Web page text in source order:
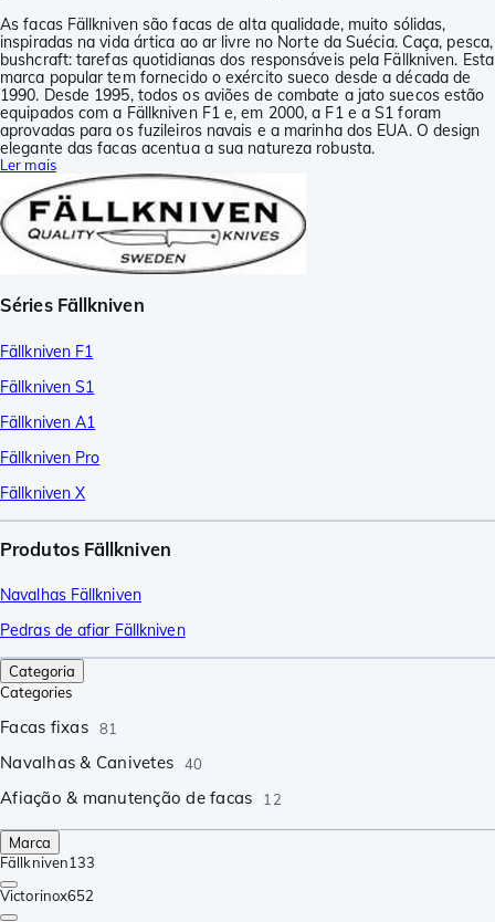
As facas Fällkniven são facas de alta qualidade, muito sólidas,
inspiradas na vida ártica ao ar livre no Norte da Suécia. Caça, pesca,
bushcraft: tarefas quotidianas dos responsáveis pela Fällkniven. Esta
marca popular tem fornecido o exército sueco desde a década de
1990. Desde 1995, todos os aviões de combate a jato suecos estão
equipados com a Fällkniven F1 e, em 2000, a F1 e a S1 foram
aprovadas para os fuzileiros navais e a marinha dos EUA. O design
elegante das facas acentua a sua natureza robusta.
Ler mais
Séries Fällkniven
Fällkniven F1
Fällkniven S1
Fällkniven A1
Fällkniven Pro
Fällkniven X
Produtos Fällkniven
Navalhas Fällkniven
Pedras de afiar Fällkniven
Categoria
Categories
Facas fixas 81
Navalhas & Canivetes 40
Afiação & manutenção de facas 12
Marca
Fällkniven133
Victorinox652